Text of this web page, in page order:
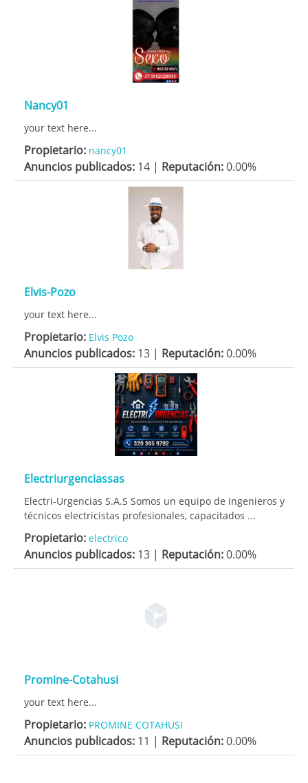
Nancy01
your text here...
Propietario: nancy01
Anuncios publicados: 14 | Reputación:0.00%
Elvis-Pozo
your text here...
Propietario: Elvis Pozo
Anuncios publicados: 13 | Reputación:0.00%
Electriurgenciassas
Electri-Urgencias S.A.S Somos un equipo de ingenieros y
técnicos electricistas profesionales, capacitados ...
Propietario: electrico
Anuncios publicados: 13 | Reputación:0.00%
Promine-Cotahusi
your text here...
Propietario: PROMINE COTAHUSI
Anuncios publicados: 11 | Reputación:0.00%